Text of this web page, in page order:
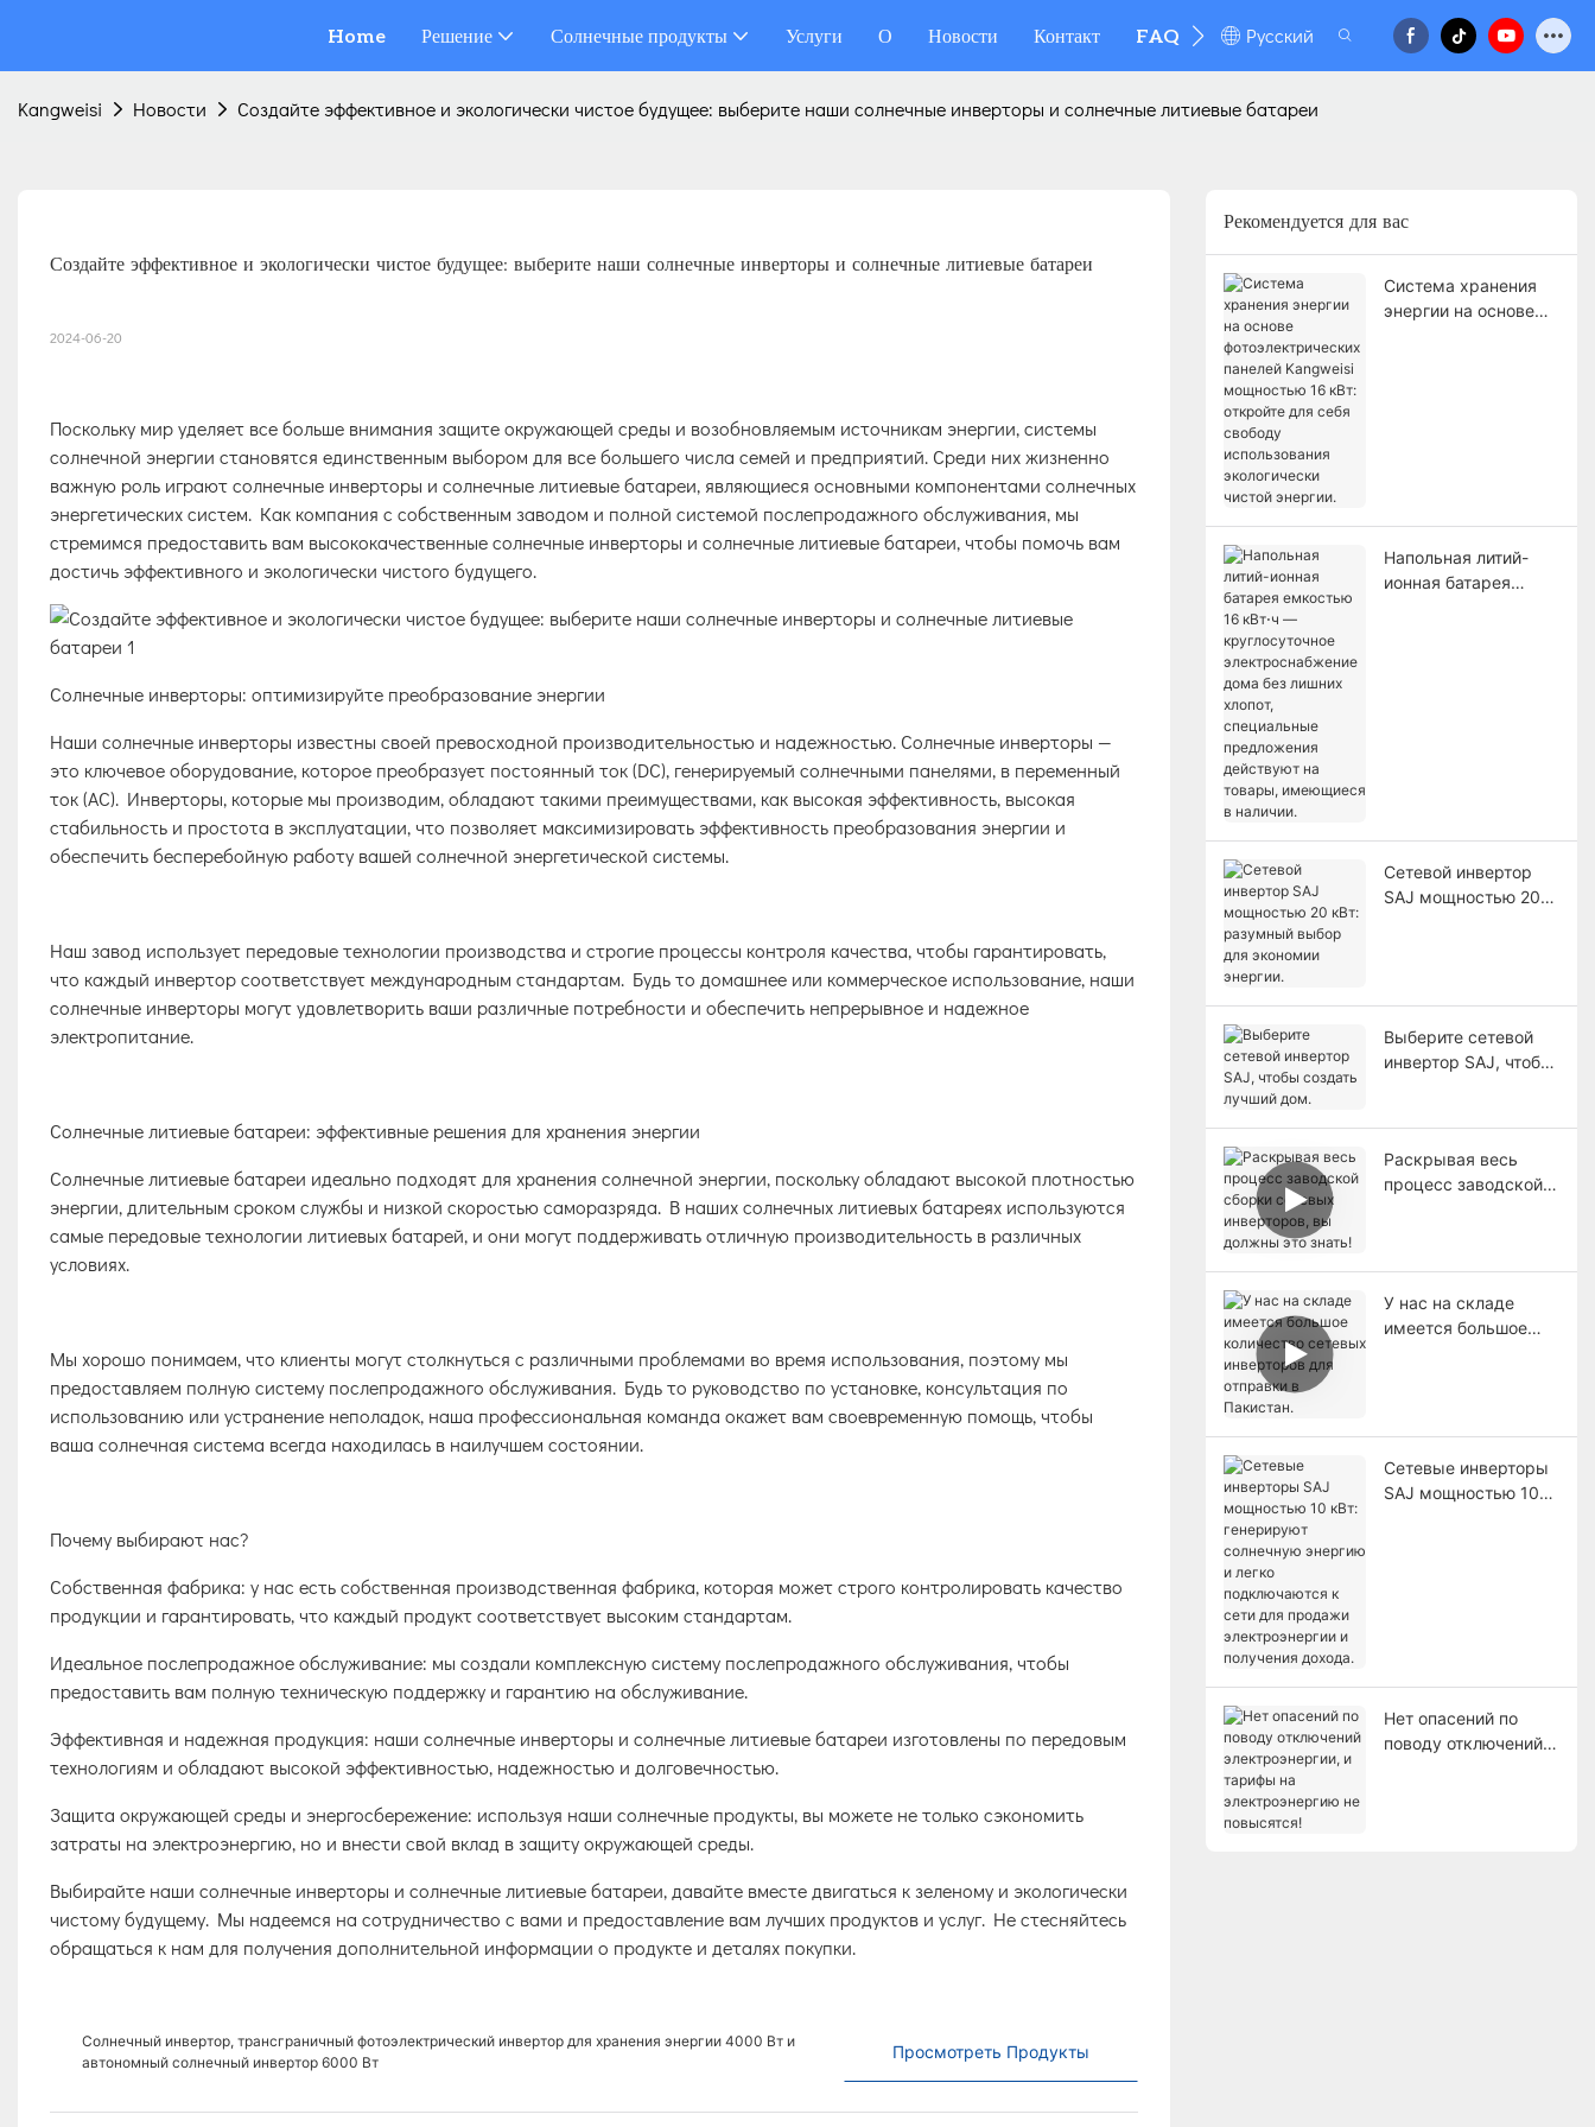
Home Решение Солнечные продукты Услуги О Новости Контакт FAQ Pусский
Kangweisi Новости Создайте эффективное и экологически чистое будущее: выберите наши солнечные инверторы и солнечные литиевые батареи
Создайте эффективное и экологически чистое будущее: выберите наши солнечные инверторы и солнечные литиевые батареи
2024-06-20
Поскольку мир уделяет все больше внимания защите окружающей среды и возобновляемым источникам энергии, системы
солнечной энергии становятся единственным выбором для все большего числа семей и предприятий. Среди них жизненно
важную роль играют солнечные инверторы и солнечные литиевые батареи, являющиеся основными компонентами солнечных
энергетических систем. Как компания с собственным заводом и полной системой послепродажного обслуживания, мы
стремимся предоставить вам высококачественные солнечные инверторы и солнечные литиевые батареи, чтобы помочь вам
достичь эффективного и экологически чистого будущего.
Солнечные инверторы: оптимизируйте преобразование энергии
Наши солнечные инверторы известны своей превосходной производительностью и надежностью. Солнечные инверторы —
это ключевое оборудование, которое преобразует постоянный ток (DC), генерируемый солнечными панелями, в переменный
ток (AC). Инверторы, которые мы производим, обладают такими преимуществами, как высокая эффективность, высокая
стабильность и простота в эксплуатации, что позволяет максимизировать эффективность преобразования энергии и
обеспечить бесперебойную работу вашей солнечной энергетической системы.
Наш завод использует передовые технологии производства и строгие процессы контроля качества, чтобы гарантировать,
что каждый инвертор соответствует международным стандартам. Будь то домашнее или коммерческое использование, наши
солнечные инверторы могут удовлетворить ваши различные потребности и обеспечить непрерывное и надежное
электропитание.
Солнечные литиевые батареи: эффективные решения для хранения энергии
Солнечные литиевые батареи идеально подходят для хранения солнечной энергии, поскольку обладают высокой плотностью
энергии, длительным сроком службы и низкой скоростью саморазряда. В наших солнечных литиевых батареях используются
самые передовые технологии литиевых батарей, и они могут поддерживать отличную производительность в различных
условиях.
Мы хорошо понимаем, что клиенты могут столкнуться с различными проблемами во время использования, поэтому мы
предоставляем полную систему послепродажного обслуживания. Будь то руководство по установке, консультация по
использованию или устранение неполадок, наша профессиональная команда окажет вам своевременную помощь, чтобы
ваша солнечная система всегда находилась в наилучшем состоянии.
Почему выбирают нас?
Собственная фабрика: у нас есть собственная производственная фабрика, которая может строго контролировать качество
продукции и гарантировать, что каждый продукт соответствует высоким стандартам.
Идеальное послепродажное обслуживание: мы создали комплексную систему послепродажного обслуживания, чтобы
предоставить вам полную техническую поддержку и гарантию на обслуживание.
Эффективная и надежная продукция: наши солнечные инверторы и солнечные литиевые батареи изготовлены по передовым
технологиям и обладают высокой эффективностью, надежностью и долговечностью.
Защита окружающей среды и энергосбережение: используя наши солнечные продукты, вы можете не только сэкономить
затраты на электроэнергию, но и внести свой вклад в защиту окружающей среды.
Выбирайте наши солнечные инверторы и солнечные литиевые батареи, давайте вместе двигаться к зеленому и экологически
чистому будущему. Мы надеемся на сотрудничество с вами и предоставление вам лучших продуктов и услуг. Не стесняйтесь
обращаться к нам для получения дополнительной информации о продукте и деталях покупки.
Солнечный инвертор, трансграничный фотоэлектрический инвертор для хранения энергии 4000 Вт и
автономный солнечный инвертор 6000 Вт
Просмотреть Продукты
Рекомендуется для вас
Система хранения
энергии на основе
Напольная литий-
ионная батарея
Сетевой инвертор
SAJ мощностью 20
Выберите сетевой
инвертор SAJ, чтобы
Раскрывая весь
процесс заводской
У нас на складе
имеется большое
Сетевые инверторы
SAJ мощностью 10
Нет опасений по
поводу отключений